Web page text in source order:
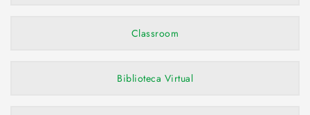
Classroom
Biblioteca Virtual